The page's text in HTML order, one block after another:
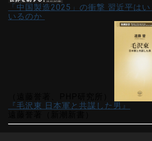
「中国製造2025」の衝撃 習近平は
いるのか
『毛沢東 日本軍と共謀した男』